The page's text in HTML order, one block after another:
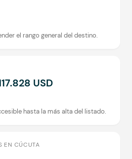
el rango general del destino.
USD
hasta la más alta del listado.
EN CÚCUTA